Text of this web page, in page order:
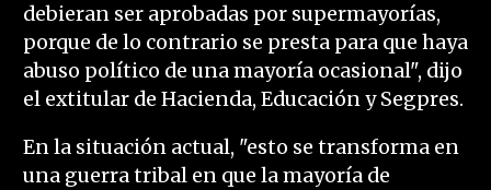
debieran ser aprobadas por supermayorías,
porque de lo contrario se presta para que haya
abuso político de una mayoría ocasional", dijo
el extitular de Hacienda, Educación y Segpres.
En la situación actual, "esto se transforma en
una guerra tribal en que la mayoría de